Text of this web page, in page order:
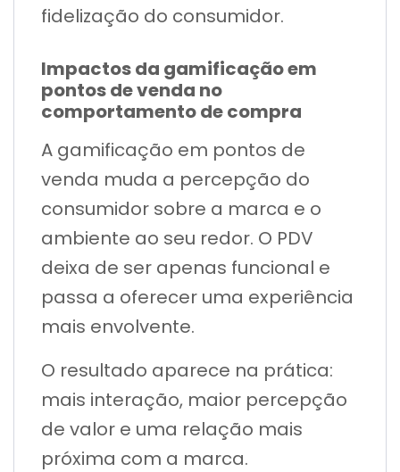
fidelização do consumidor.
Impactos da gamificação em
pontos de venda no
comportamento de compra
A gamificação em pontos de
venda muda a percepção do
consumidor sobre a marca e o
ambiente ao seu redor. O PDV
deixa de ser apenas funcional e
passa a oferecer uma experiência
mais envolvente.
O resultado aparece na prática:
mais interação, maior percepção
de valor e uma relação mais
próxima com a marca.